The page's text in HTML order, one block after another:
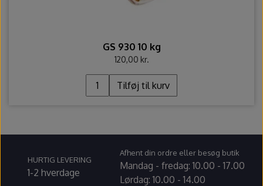
GS 930 10 kg
120,00 kr.
Tilføj til kurv
HURTIG LEVERING
1-2 hverdage
Afhent din ordre eller besøg butik
Mandag - fredag: 10.00 - 17.00
Lørdag: 10.00 - 14.00